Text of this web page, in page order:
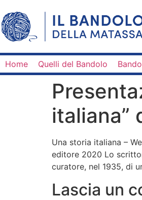
Home Quelli del Bandolo
italiana”
Una storia italiana –
editore 2020 Lo
curatore, nel 1935, di
Lascia un